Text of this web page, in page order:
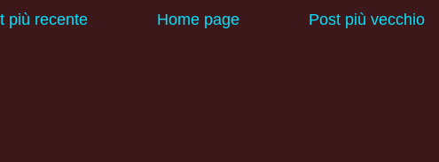
più recente Post più vecchio
Home page